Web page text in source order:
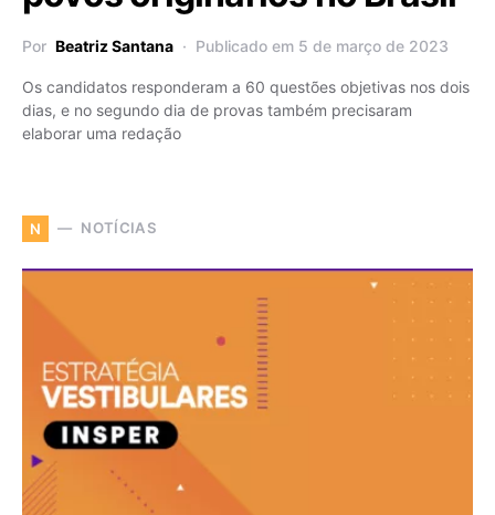
Por Beatriz Santana Publicado em 5 de março de 2023
Os candidatos responderam a 60 questões objetivas nos dois
dias, e no segundo dia de provas também precisaram
elaborar uma redação
N NOTÍCIAS